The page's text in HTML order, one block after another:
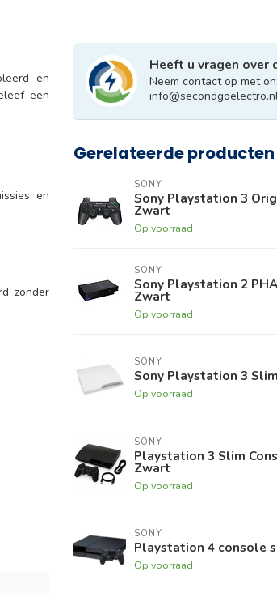
en
een
en
zonder
Heeft u vragen over
Neem contact op met
Gerelateerde producten
SONY
Sony Playstation 3
Zwart
Op voorraad
SONY
Sony Playstation 2
Zwart
Op voorraad
SONY
Sony Playstation 3
Op voorraad
SONY
Playstation 3 Slim
Zwart
Op voorraad
SONY
Playstation 4 console
Op voorraad